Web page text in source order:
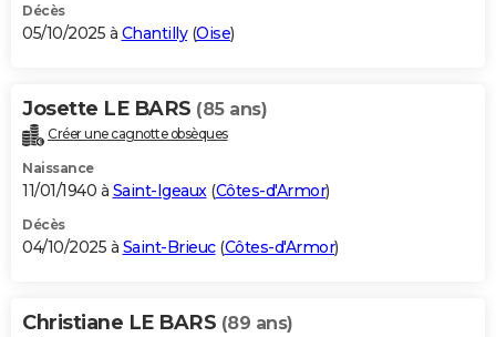
Décès
05/10/2025 à Chantilly(Oise)
Josette LE BARS (85 ans)
Créer une cagnotte obsèques
Naissance
11/01/1940 à Saint-Igeaux(Côtes-d'Armor)
Décès
04/10/2025 à Saint-Brieuc(Côtes-d'Armor)
Christiane LE BARS (89 ans)